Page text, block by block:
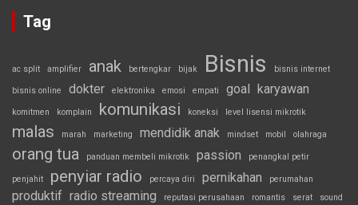
Tag
ac split amplifier anak bertengkar bijak Bisnis bisnis internet
bisnis online dokter elektronika emosi empati goal karyawan
komitmen komplain komunikasi koneksi level lisensi mikrotik
malas marah marketing mendidik anak mindset mobil olahraga
orang tua panduan membeli mikrotik passion penangkal petir
penjahit penyiar radio percaya diri pernikahan perumahan
produktif radio streaming reputasi perusahaan romantis serat
sound